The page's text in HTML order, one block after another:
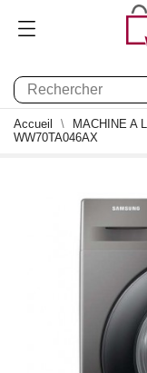
Accueil
MACHINE A
WW70TA046AX